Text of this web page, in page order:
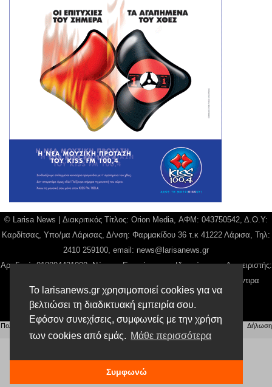
Το larisanews.gr χρησιμοποιεί cookies για να
βελτιώσει τη διαδικτυακή εμπειρία σου.
Εφόσον συνεχίσεις, συμφωνείς με την χρήση
των cookies από εμάς. Μάθε περισσότερα
Συμφωνώ
© Larisa News | Διακριτικός Τίτλος: Orion Media, ΑΦΜ: 043750542, Δ.Ο.Υ:
Καρδίτσας, Υπο/μα Λάρισας, Δ/νση: Φαρμακίδου 36 τ.κ 41222 Λάρισα, Τηλ:
2410 259100, email: news@larisanews.gr
Αρ. Γεμή: 018804431000, Νόμιμος Εκπρόσωπος, Ιδιοκτήτης και Διαχειριστής:
Παναγιώτης Φιλίππου, Διευθύντρια: Γιαννουσά Βασιλική, Διευθύντιρα
Σύνταξης: Μπαλαμπάνη Βασιλική.
Δικαιούχος domain name Παναγιώτης Φιλίππου
Πολιτική Απορρήτου Αίτηση Διαχείρισης Προσωπικών Δεδομένων |Όροι χρήσης
Δήλωση
Συμμόρφωσης